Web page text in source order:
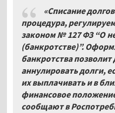
«Списание
процедура,
законом № 127 ФЗ “О
(банкротстве)”.
банкротства
аннулировать долги,
их выплачивать и в
финансовое
сообщают в